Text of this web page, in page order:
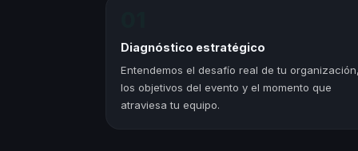
Diagnóstico estratégico
Entendemos el desafío real de tu organización,
los objetivos del evento y el momento que
atraviesa tu equipo.